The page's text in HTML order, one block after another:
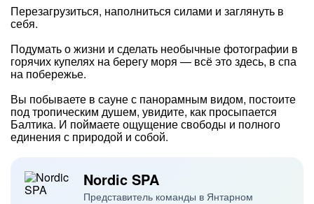
Перезагрузиться, наполниться силами и заглянуть в
себя.
Подумать о жизни и сделать необычные фотографии в
горячих купелях на берегу моря — всё это здесь, в спа
на побережье.
Вы побываете в сауне с панорамным видом, постоите
под тропическим душем, увидите, как просыпается
Балтика. И поймаете ощущение свободы и полного
единения с природой и собой.
Nordic SPA
Представитель команды в Янтарном